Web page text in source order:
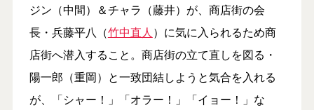
ジン（中間）＆チャラ（藤井）が、商店街の会
長・兵藤平八（竹中直人）に気に入られるため商
店街へ潜入すること。商店街の立て直しを図る・
陽一郎（重岡）と一致団結しようと気合を入れる
が、「シャー！」「オラー！」「イョー！」な